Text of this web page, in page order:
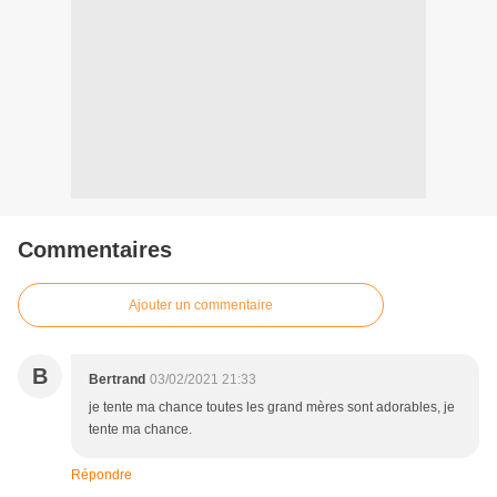
Commentaires
Ajouter un commentaire
B Bertrand 03/02/2021 21:33
je tente ma chance toutes les grand mères sont adorables, je
tente ma chance.
Répondre